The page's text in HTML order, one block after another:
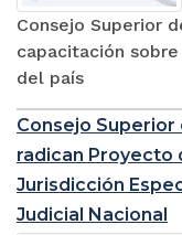
Consejo Superior
capacitación
del país
Consejo Superior
radican Proyecto
Jurisdicción
Judicial Nacional